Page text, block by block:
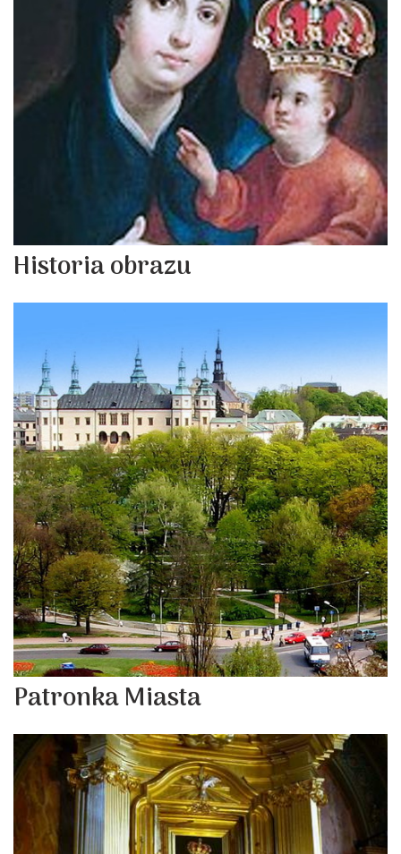
Historia obrazu
Patronka Miasta